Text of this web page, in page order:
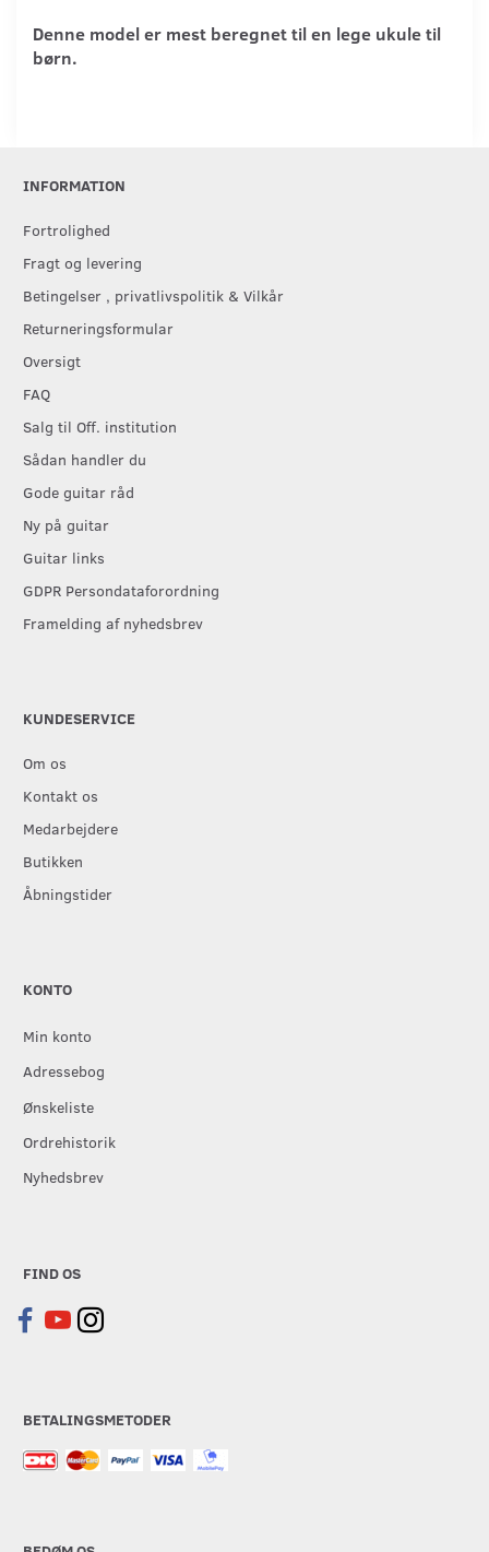
Denne model er mest beregnet til en lege ukule til
børn.
INFORMATION
Fortrolighed
Fragt og levering
Betingelser , privatlivspolitik & Vilkår
Returneringsformular
Oversigt
FAQ
Salg til Off. institution
Sådan handler du
Gode guitar råd
Ny på guitar
Guitar links
GDPR Persondataforordning
Framelding af nyhedsbrev
KUNDESERVICE
Om os
Kontakt os
Medarbejdere
Butikken
Åbningstider
KONTO
Min konto
Adressebog
Ønskeliste
Ordrehistorik
Nyhedsbrev
FIND OS
BETALINGSMETODER